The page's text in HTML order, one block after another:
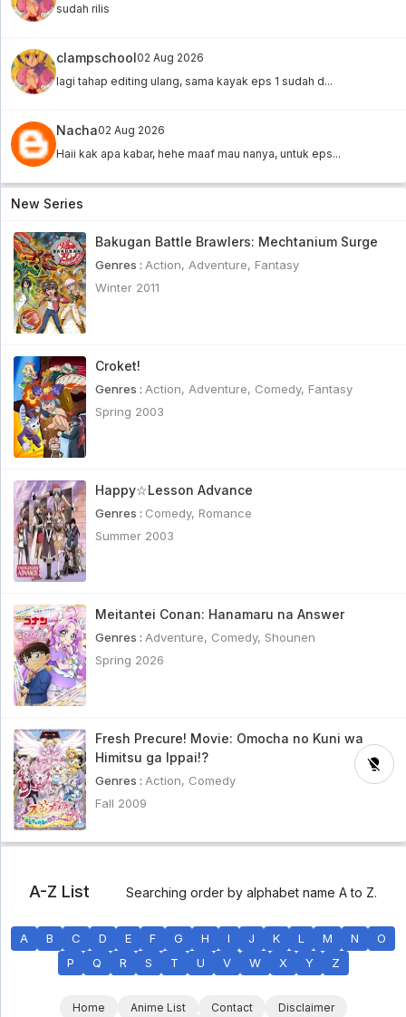
sudah rilis
clampschool02 Aug 2026
lagi tahap editing ulang, sama kayak eps 1 sudah d...
Nacha02 Aug 2026
Haii kak apa kabar, hehe maaf mau nanya, untuk eps...
New Series
Bakugan Battle Brawlers: Mechtanium Surge
Genres : Action, Adventure, Fantasy
Winter 2011
Croket!
Genres : Action, Adventure, Comedy, Fantasy
Spring 2003
Happy☆Lesson Advance
Genres : Comedy, Romance
Summer 2003
Meitantei Conan: Hanamaru na Answer
Genres : Adventure, Comedy, Shounen
Spring 2026
Fresh Precure! Movie: Omocha no Kuni wa
Himitsu ga Ippai!?
Genres : Action, Comedy
Fall 2009
A-Z List Searching order by alphabet name A to Z.
A B C D E F G H I J K L M N
O
P
Q R S T U V W X Y Z
Home Anime List Contact Disclaimer